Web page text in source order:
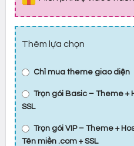
Thêm lựa chọn
Chỉ mua theme giao diện
Trọn gói Basic – Theme +
SSL
Trọn gói VIP – Theme +
Tên miền .com + SSL